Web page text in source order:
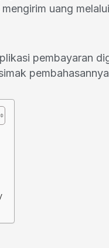
uang
pembayaran